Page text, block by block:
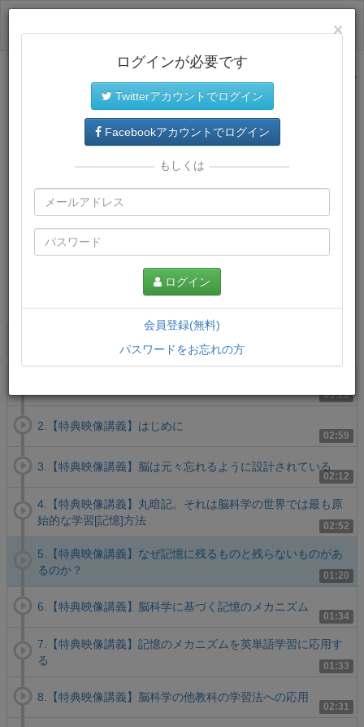
サイトトップに戻る
03:29
02:59
2.【特典映像講義】はじめに
02:12
3.【特典映像講義】脳は元々忘れるように設計されている
02:52
4.【特典映像講義】丸暗記。それは脳科学の世界では最も原
始的な学習[記憶]方法
01:20
5.【特典映像講義】なぜ記憶に残るものと残らないものがあ
るのか？
01:34
6.【特典映像講義】脳科学に基づく記憶のメカニズム
01:33
7.【特典映像講義】記憶のメカニズムを英単語学習に応用す
る
02:31
8.【特典映像講義】脳科学の他教科の学習法への応用
×
ログインが必要です
Twitterアカウントでログイン
Facebookアカウントでログイン
もしくは
ログイン
会員登録(無料)
パスワードをお忘れの方